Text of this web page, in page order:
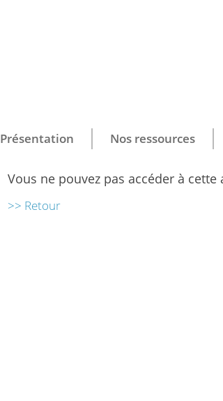
Présentation Nos ressources
Vous ne pouvez pas accéder à cette
>> Retour